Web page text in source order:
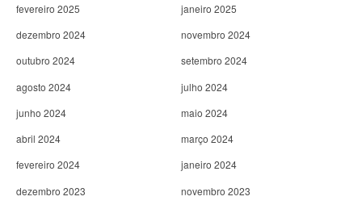
fevereiro 2025
janeiro 2025
dezembro 2024
novembro 2024
outubro 2024
setembro 2024
agosto 2024
julho 2024
junho 2024
maio 2024
abril 2024
março 2024
fevereiro 2024
janeiro 2024
dezembro 2023
novembro 2023